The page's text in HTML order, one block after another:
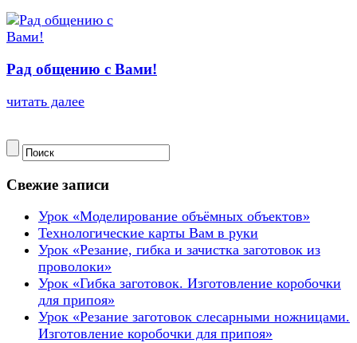
Рад общению с Вами!
читать далее
Свежие записи
Урок «Моделирование объёмных объектов»
Технологические карты Вам в руки
Урок «Резание, гибка и зачистка заготовок из
проволоки»
Урок «Гибка заготовок. Изготовление коробочки
для припоя»
Урок «Резание заготовок слесарными ножницами.
Изготовление коробочки для припоя»